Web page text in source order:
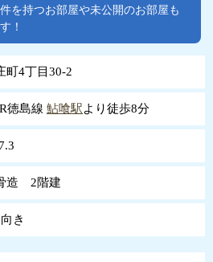
を持つお部屋や未公開のお部屋も
！
町4丁目30-2
徳島線 鮎喰駅より徒歩8分
造 2階建
き